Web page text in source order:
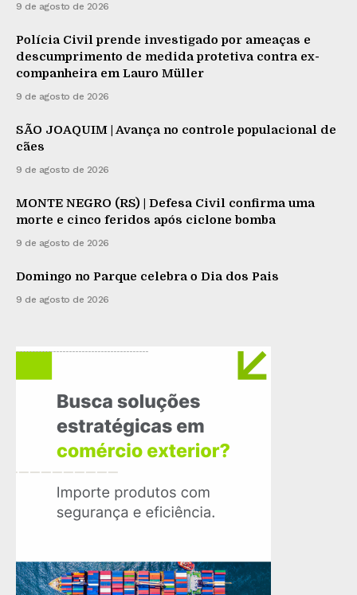
9 de agosto de 2026
Polícia Civil prende investigado por ameaças e
descumprimento de medida protetiva contra ex-
companheira em Lauro Müller
9 de agosto de 2026
SÃO JOAQUIM | Avança no controle populacional de
cães
9 de agosto de 2026
MONTE NEGRO (RS) | Defesa Civil confirma uma
morte e cinco feridos após ciclone bomba
9 de agosto de 2026
Domingo no Parque celebra o Dia dos Pais
9 de agosto de 2026